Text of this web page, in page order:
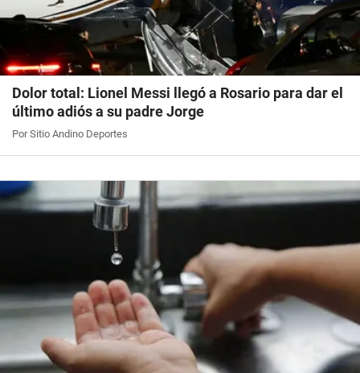
Dolor total: Lionel Messi llegó a Rosario para dar el
último adiós a su padre Jorge
Por Sitio Andino Deportes